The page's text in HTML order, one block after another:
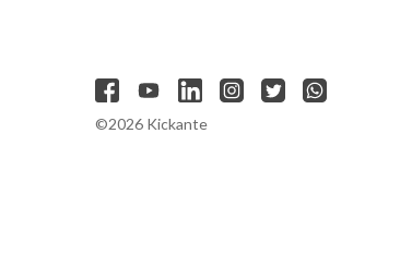
©2026 Kickante